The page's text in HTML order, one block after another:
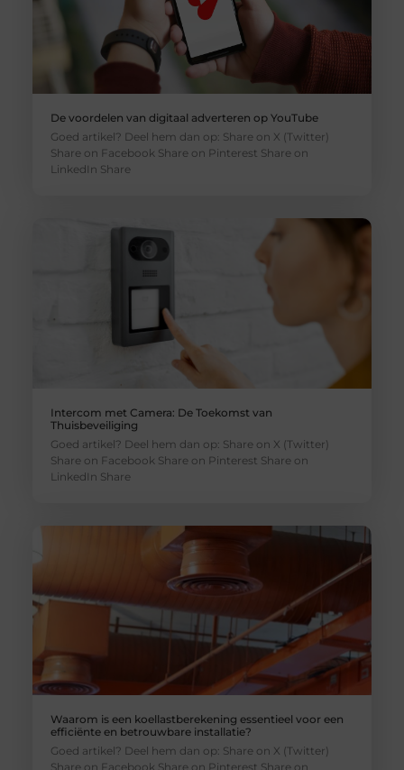
De voordelen van digitaal adverteren op YouTube
Goed artikel? Deel hem dan op: Share on X (Twitter)
Share on Facebook Share on Pinterest Share on
LinkedIn Share
Intercom met Camera: De Toekomst van
Thuisbeveiliging
Goed artikel? Deel hem dan op: Share on X (Twitter)
Share on Facebook Share on Pinterest Share on
LinkedIn Share
Waarom is een koellastberekening essentieel voor een
efficiënte en betrouwbare installatie?
Goed artikel? Deel hem dan op: Share on X (Twitter)
Share on Facebook Share on Pinterest Share on